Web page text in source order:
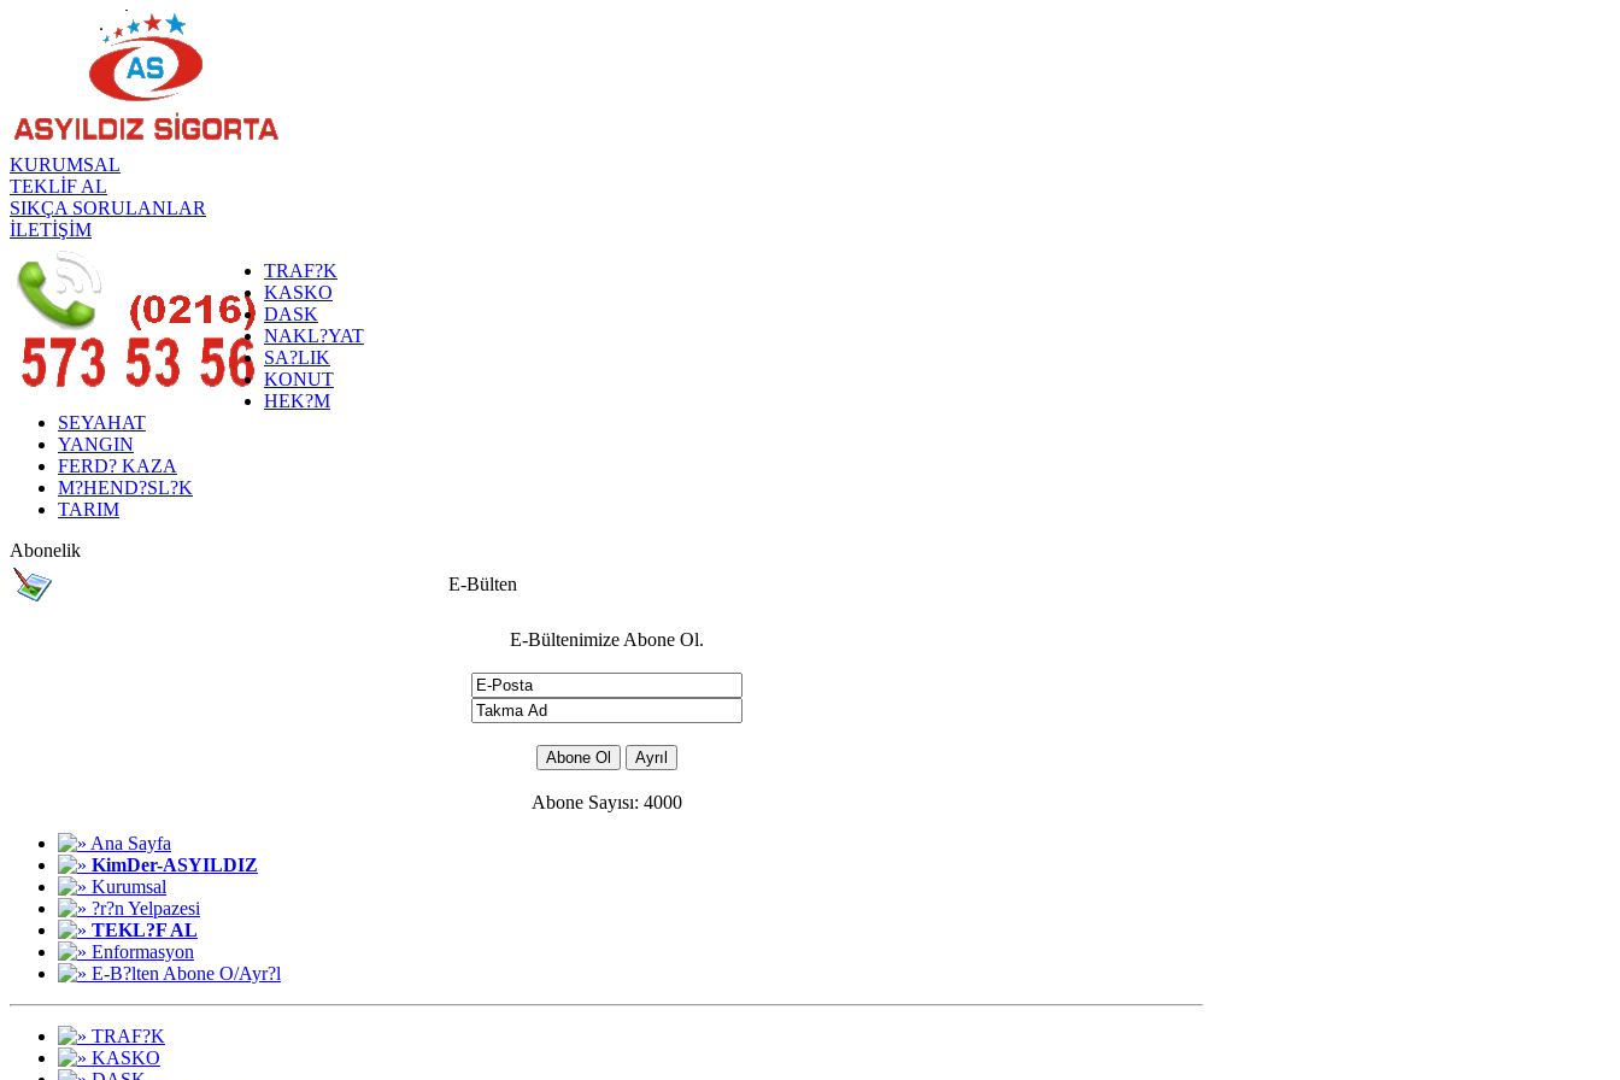
KURUMSAL
TEKLİF AL
SIKÇA SORULANLAR
İLETİŞİM
TRAF?K
KASKO
DASK
NAKL?YAT
SA?LIK
KONUT
HEK?M
SEYAHAT
YANGIN
FERD? KAZA
M?HEND?SL?K
TARIM
Abonelik
E-Bülten
E-Bültenimize Abone Ol.
Abone Sayısı: 4000
Ana Sayfa
KimDer-ASYILDIZ
Kurumsal
?r?n Yelpazesi
TEKL?F AL
Enformasyon
E-B?lten Abone O/Ayr?l
TRAF?K
KASKO